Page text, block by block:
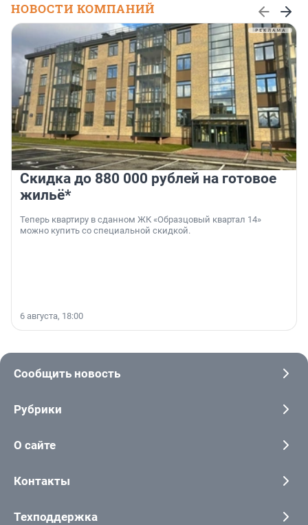
НОВОСТИ КОМПАНИЙ
Скидка до 880 000 рублей на готовое
жильё*
Теперь квартиру в сданном ЖК «Образцовый квартал 14»
можно купить со специальной скидкой.
6 августа, 18:00
Сообщить новость
Рубрики
О сайте
Контакты
Техподдержка